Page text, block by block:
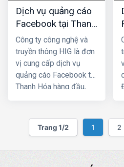
khách phát triển kinh
doanh nhanh chóng.
Dịch vụ quảng cáo
Facebook tại Thanh
Hóa giá rẻ, uy tín
Công ty công nghệ và
truyền thông HIG là đơn
vị cung cấp dịch vụ
quảng cáo Facebook tại
Thanh Hóa hàng đầu,
cho hàng trăm khách
hàng lớn nhỏ ở Hà
Trang 1/2 1 2